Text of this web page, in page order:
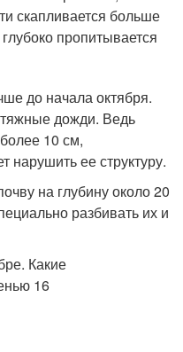
скапливается больше
пропитывается
до начала октября.
дожди. Ведь
10 см,
нарушить ее структуру.
на глубину около 20
разбивать их и